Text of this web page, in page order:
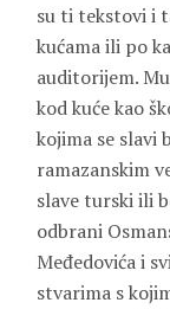
su ti tekstovi i
kućama ili po
auditorijem.
kod kuće kao
kojima se slavi
ramazanskim
slave turski ili
odbrani
Međedovića i
stvarima s